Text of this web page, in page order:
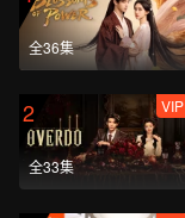
全36集
2
全33集
VIP